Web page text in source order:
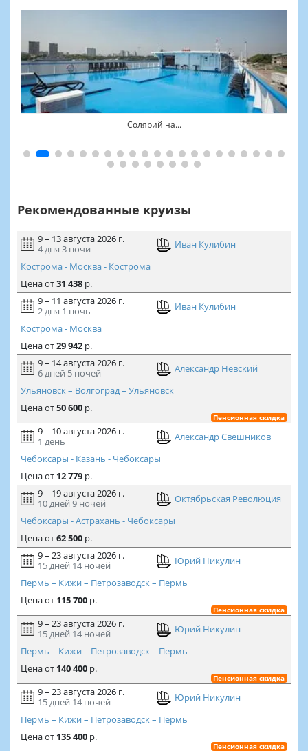
Солярий на...
Рекомендованные круизы
9 – 13 августа 2026 г.
4 дня 3 ночи
Иван Кулибин
Кострома - Москва - Кострома
Ценаот31 438р.
9 – 11 августа 2026 г.
2 дня 1 ночь
Иван Кулибин
Кострома - Москва
Ценаот29 942р.
9 – 14 августа 2026 г.
6 дней 5 ночей
Александр Невский
Ульяновск – Волгоград – Ульяновск
Ценаот50 600р.
Пенсионная скидка
9 – 10 августа 2026 г.
1 день
Александр Свешников
Чебоксары - Казань - Чебоксары
Ценаот 12 779р.
9 – 19 августа 2026 г.
10 дней 9 ночей
Октябрьская Революция
Чебоксары - Астрахань - Чебоксары
Ценаот62 500р.
9 – 23 августа 2026 г.
15 дней 14 ночей
Юрий Никулин
Пермь – Кижи – Петрозаводск – Пермь
Ценаот 115 700р.
Пенсионная скидка
9 – 23 августа 2026 г.
15 дней 14 ночей
Юрий Никулин
Пермь – Кижи – Петрозаводск – Пермь
Ценаот 140 400р.
Пенсионная скидка
9 – 23 августа 2026 г.
15 дней 14 ночей
Юрий Никулин
Пермь – Кижи – Петрозаводск – Пермь
Ценаот 135 400р.
Пенсионная скидка